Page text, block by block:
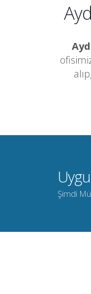
Şimdi